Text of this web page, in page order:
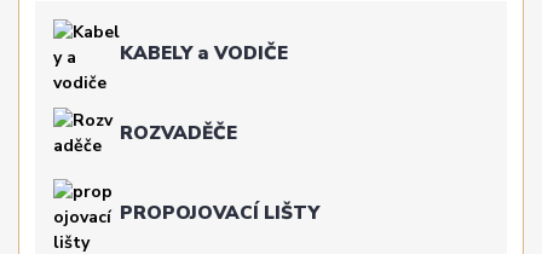
KABELY a VODIČE
ROZVADĚČE
PROPOJOVACÍ LIŠTY